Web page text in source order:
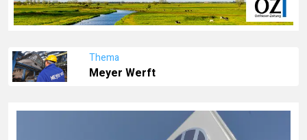
Thema
Meyer Werft